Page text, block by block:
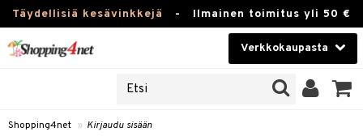
Täydellisiä kesävinkkejä - Ilmainen toimitus yli 50 €
Verkkokaupasta
Piilolinssit
Shopping4net » Kirjaudu sisään
sisään